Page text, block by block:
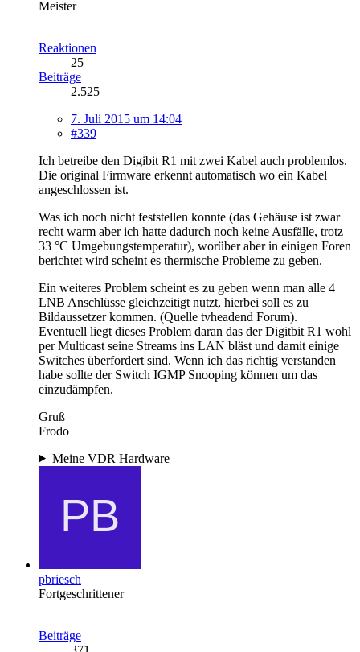
Meister
Reaktionen
25
Beiträge
2.525
7. Juli 2015 um 14:04
#339
Ich betreibe den Digibit R1 mit zwei Kabel auch problemlos.
Die original Firmware erkennt automatisch wo ein Kabel
angeschlossen ist.
Was ich noch nicht feststellen konnte (das Gehäuse ist zwar
recht warm aber ich hatte dadurch noch keine Ausfälle, trotz
33 °C Umgebungstemperatur), worüber aber in einigen Foren
berichtet wird scheint es thermische Probleme zu geben.
Ein weiteres Problem scheint es zu geben wenn man alle 4
LNB Anschlüsse gleichzeitigt nutzt, hierbei soll es zu
Bildaussetzer kommen. (Quelle tvheadend Forum).
Eventuell liegt dieses Problem daran das der Digitbit R1 wohl
per Multicast seine Streams ins LAN bläst und damit einige
Switches überfordert sind. Wenn ich das richtig verstanden
habe sollte der Switch IGMP Snooping können um das
einzudämpfen.
Gruß
Frodo
Meine VDR Hardware
pbriesch
Fortgeschrittener
Beiträge